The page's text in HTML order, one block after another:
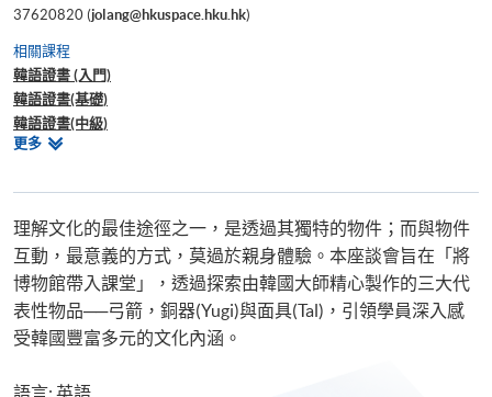
37620820 (jolang@hkuspace.hku.hk)
相關課程
韓語證書 (入門)
韓語證書(基礎)
韓語證書(中級)
韓語證書 (高級)
證書(單元 : 韓國文化入門)
更多相
理解文化的最佳途徑之一，是透過其獨特的物件；而與物件
互動，最意義的方式，莫過於親身體驗。本座談會旨在「將
博物館帶入課堂」，透過探索由韓國大師精心製作的三大代
表性物品──弓箭，銅器(Yugi)與面具(Tal)，引領學員深入感
受韓國豐富多元的文化內涵。
語言: 英語